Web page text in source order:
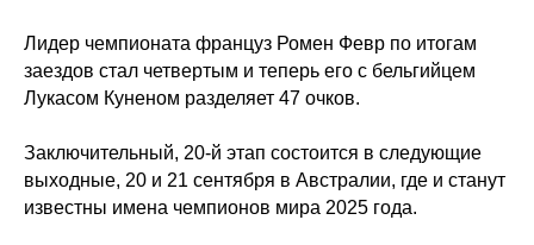
Лидер чемпионата француз Ромен Февр по итогам
заездов стал четвертым и теперь его с бельгийцем
Лукасом Куненом разделяет 47 очков.
Заключительный, 20-й этап состоится в следующие
выходные, 20 и 21 сентября в Австралии, где и станут
известны имена чемпионов мира 2025 года.